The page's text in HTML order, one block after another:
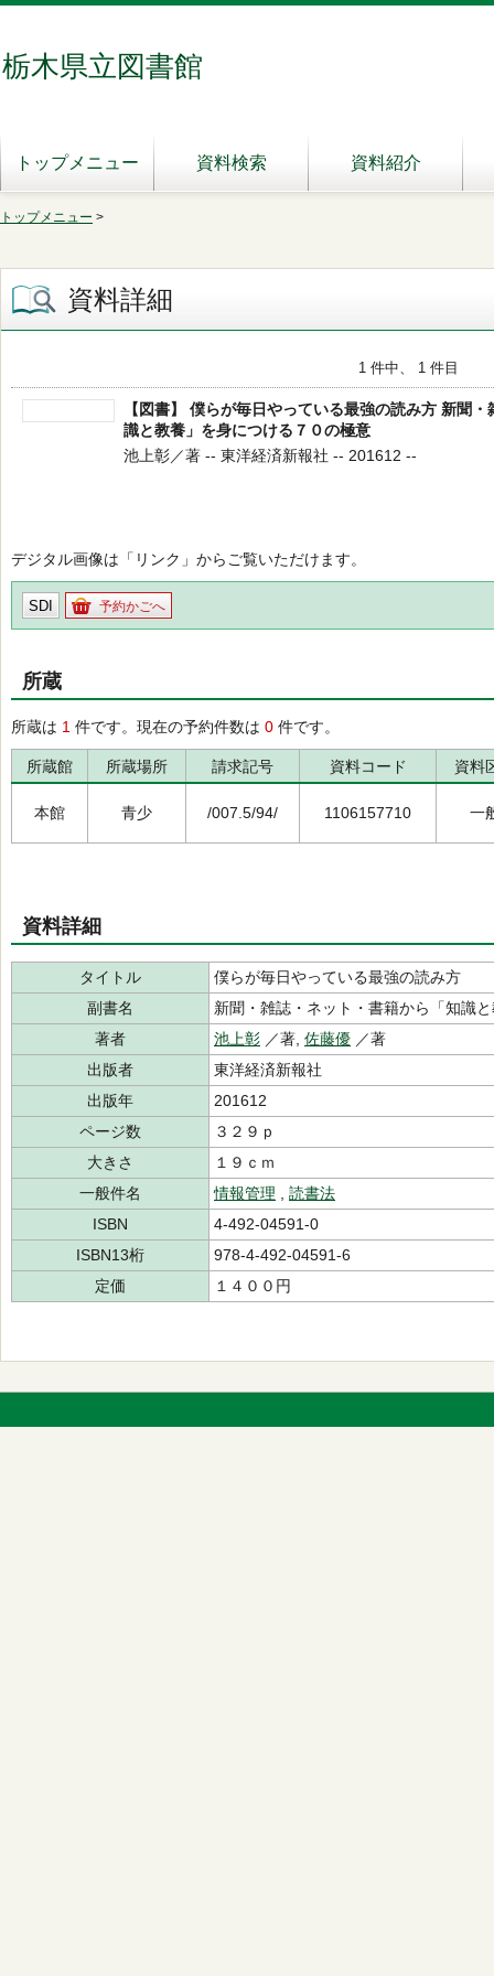
栃木県立図書館
トップメニュー 資料検索 資料紹介
トップメニュー >
資料詳細
1 件中、 1 件目
【図書】 僕らが毎日やっている最強の読み方 新聞
識と教養」を身につける７０の極意
池上彰／著 -- 東洋経済新報社 -- 201612 --
デジタル画像は「リンク」からご覧いただけます。
SDI 予約かごへ
所蔵
所蔵は 1 件です。現在の予約件数は 0 件です。
所蔵館 所蔵場所 請求記号 資料コード 資料
本館 青少 /007.5/94/ 1106157710 一
資料詳細
タイトル
僕らが毎日やっている最強の読み方
副書名
新聞・雑誌・ネット・書籍から「知識
著者
池上彰 ／著, 佐藤優 ／著
出版者
東洋経済新報社
出版年
201612
ページ数
３２９ｐ
大きさ
１９ｃｍ
一般件名
情報管理
読書法
ISBN
4-492-04591-0
ISBN13桁
978-4-492-04591-6
定価
１４００円